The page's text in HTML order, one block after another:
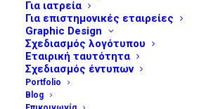
Για ιατρεία
Για επιστημονικές εταιρείες
Graphic Design
Σχεδιασμός λογότυπου
Εταιρική ταυτότητα
Σχεδιασμός έντυπων
Portfolio
Blog
ΙΑΤΡΙΚΟ
Εδραιώστε την
παρουσία